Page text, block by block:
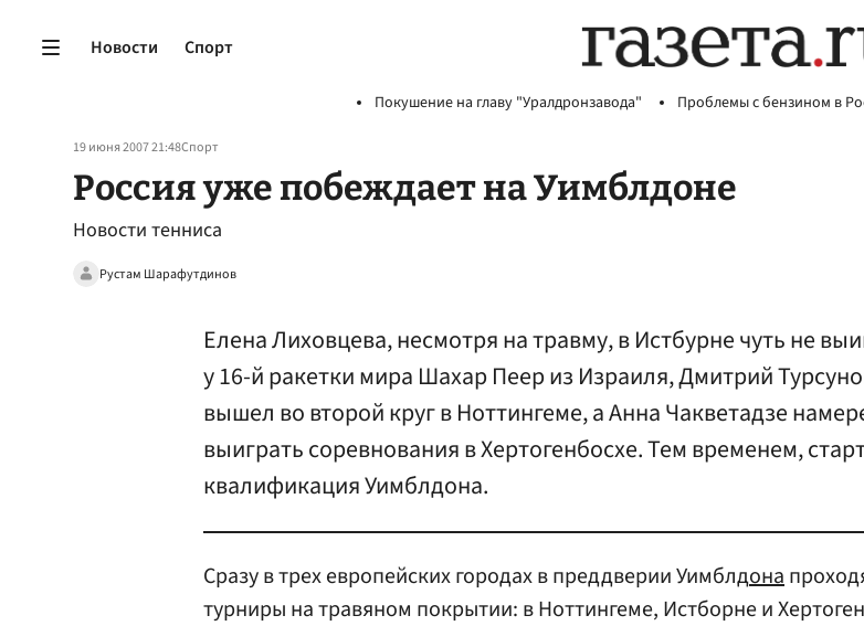
Новости Спорт
Покушение на главу "Уралдронзавода" Проблемы с бензином в
19 июня 2007 21:48Спорт
Россия уже побеждает на Уимблдоне
Новости тенниса
Рустам Шарафутдинов
Елена Лиховцева, несмотря на травму, в Истбурне чуть не
у 16-й ракетки мира Шахар Пеер из Израиля, Дмитрий
вышел во второй круг в Ноттингеме, а Анна Чакветадзе
выиграть соревнования в Хертогенбосхе. Тем временем,
квалификация Уимблдона.
Сразу в трех европейских городах в преддверии Уимблдона
турниры на травяном покрытии: в Ноттингеме, Истборне и